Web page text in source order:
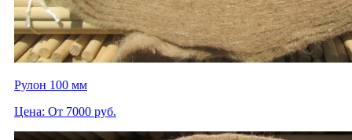
Рулон 100 мм
Цена: От 7000 руб.